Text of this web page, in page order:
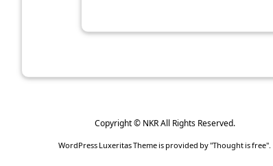
Copyright © NKRAll Rights Reserved.
WordPress Luxeritas Theme is provided by "Thought is free".